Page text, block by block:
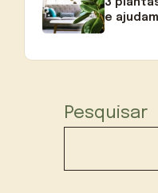
3
e
Pesquisar